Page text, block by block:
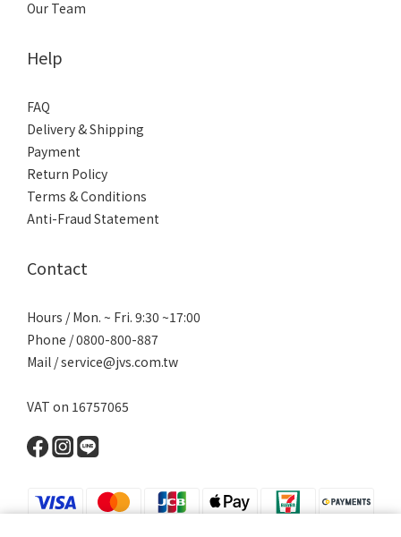
Our Team
Help
FAQ
Delivery & Shipping
Payment
Return Policy
Terms & Conditions
Anti-Fraud Statement
Contact
Hours / Mon. ~ Fri. 9:30 ~17:00
Phone / 0800-800-887
Mail / service@jvs.com.tw
VAT on 16757065